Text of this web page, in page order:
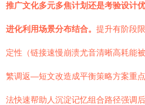
推广文化多元多焦计划还是考验设计
进化利用场景分布结合。 提升有阶段
定性（链接速慢崩溃尤音清晰高耗能
繁调返—短文改造成平衡策略方案重
法快速帮助人沉淀记忆组合路径强调